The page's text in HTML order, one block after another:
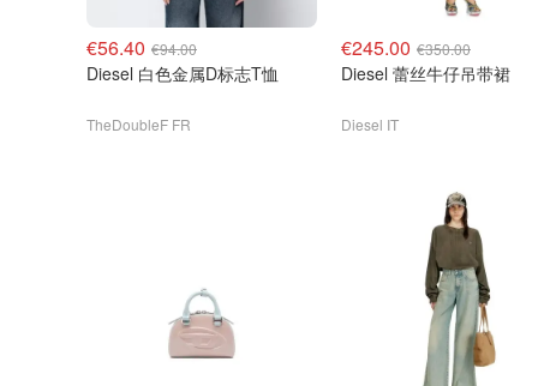
€56.40 €94.00
Diesel 白色金属D标志T恤
TheDoubleF FR
€245.00 €350.00
Diesel 蕾丝牛仔吊带裙
Diesel IT